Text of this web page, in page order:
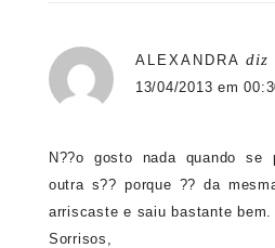
ALEXANDRA diz
13/04/2013 em
N??o gosto nada quando se
outra s?? porque ?? da
arriscaste e saiu bastante bem.
Sorrisos,